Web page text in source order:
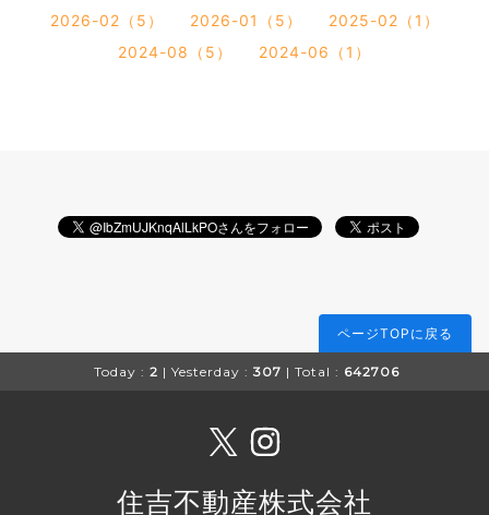
2026-02（5）
2026-01（5）
2025-02（1）
2024-08（5）
2024-06（1）
ページTOPに戻る
Today : 2 | Yesterday : 307 | Total : 642706
住吉不動産株式会社